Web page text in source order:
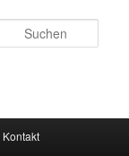
Kontakt